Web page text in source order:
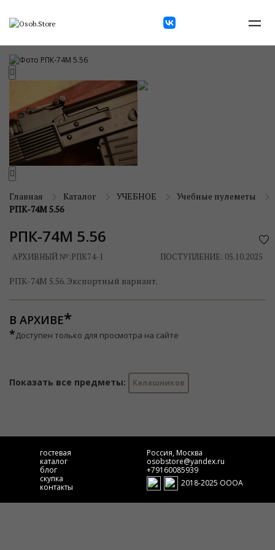
Главная Каталог УЧЕБНОЕ
Учебные пулеметы
РПК-74М 5.56
РПК-74М 5.56
АРХИВНЫЙ №:РПК74-1 ПОСТУПЛЕНИЕ: 05.10.2025
РПК-74М 5.56. Экспортный вариант.
В АРХИВЕ
*Доступен только для просмотра на сайте
Показать все предметы: Калашников
гостевая
каталог
блог
скупка
контакты
Россия, Москва
osobstore@yandex.ru
+79160085939
2018-2025 ОООА